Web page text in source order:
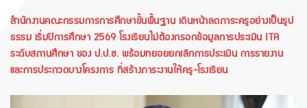
สำนักงานคณะกรรมการการศึกษาขั้นพื้นฐาน เดินหน้าลดภาระครูอย่างเป็นรูป
ธรรม เริ่มปีการศึกษา 2569 โรงเรียนไม่ต้องกรอกข้อมูลการประเมิน ITA
ระดับสถานศึกษา ของ ป.ป.ช. พร้อมทยอยยกเลิกการประเมิน การรายงาน
และการประกวดบางโครงการ ที่สร้างภาระงานให้ครู-โรงเรียน